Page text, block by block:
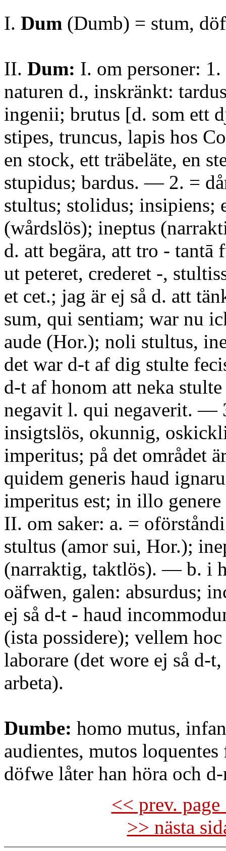
I. Dum (Dumb) = stum,
II. Dum: I. om personer:
naturen d., inskränkt:
ingenii; brutus [d. som ett
stipes, truncus, lapis hos
en stock, ett träbeläte, en
stupidus; bardus. — 2. =
stultus; stolidus; insipiens;
(wårdslös); ineptus
d. att begära, att tro -
ut peteret, crederet -,
et cet.; jag är ej så d. att
sum, qui sentiam; war nu
aude (Hor.); noli stultus,
det war d-t af dig stulte
d-t af honom att neka
negavit l. qui negaverit. —
insigtslös, okunnig,
imperitus; på det området
quidem generis haud
imperitus est; in illo
II. om saker: a. =
stultus (amor sui, Hor.);
(narraktig, taktlös). — b. i
oäfwen, galen: absurdus;
ej så d-t - haud
(ista possidere); vellem hoc
laborare (det wore ej så d-
arbeta).
Dumbe: homo mutus,
audientes, mutos loquentes
döfwe låter han höra och
<< prev.
>> nästa